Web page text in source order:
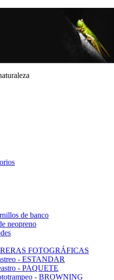
de banco
neopreno
FOTOGRÁFICAS
- ESTANDAR
- PAQUETE
- BROWNING